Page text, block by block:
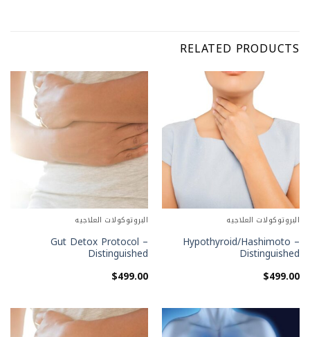
RELATED PRODUCTS
البروتوكولات العلاجيه
Hypothyroid/Hashimoto –
Distinguished
$499.00
البروتوكولات العلاجيه
Gut Detox Protocol –
Distinguished
$499.00